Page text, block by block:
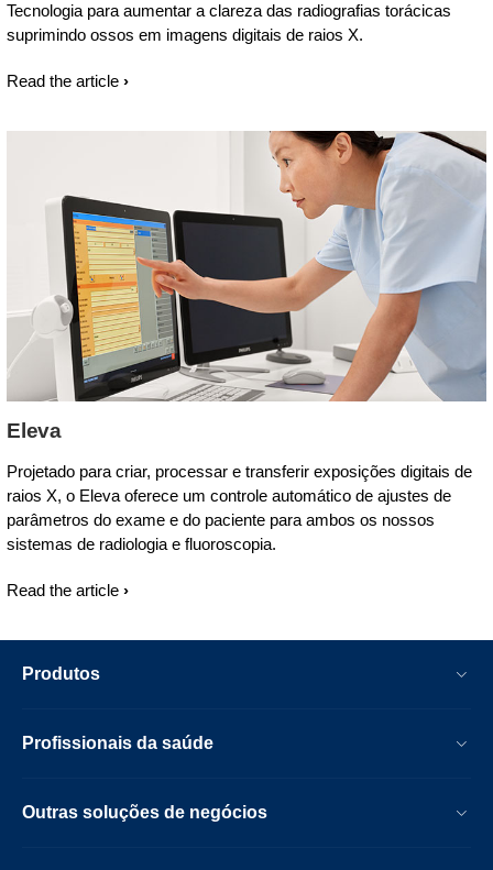
Tecnologia para aumentar a clareza das radiografias torácicas
suprimindo ossos em imagens digitais de raios X.
Read the article
Eleva
Projetado para criar, processar e transferir exposições digitais de
raios X, o Eleva oferece um controle automático de ajustes de
parâmetros do exame e do paciente para ambos os nossos
sistemas de radiologia e fluoroscopia.
Read the article
Produtos
Profissionais da saúde
Outras soluções de negócios